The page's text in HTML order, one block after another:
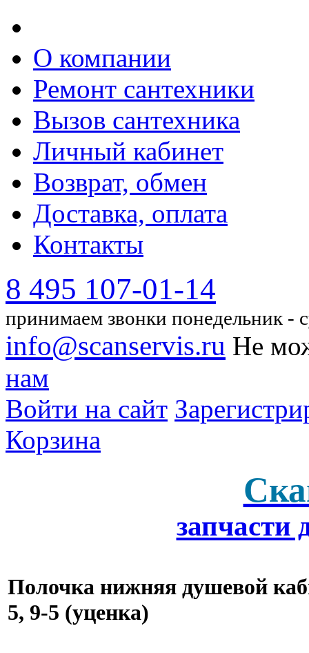
О компании
Ремонт сантехники
Вызов сантехника
Личный кабинет
Возврат, обмен
Доставка, оплата
Контакты
8 495 107-01-14
принимаем звонки понедельник -
info@scanservis.ru Не
нам
Войти на сайт
Корзина
запчасти
Полочка нижняя душевой
5, 9-5 (уценка)